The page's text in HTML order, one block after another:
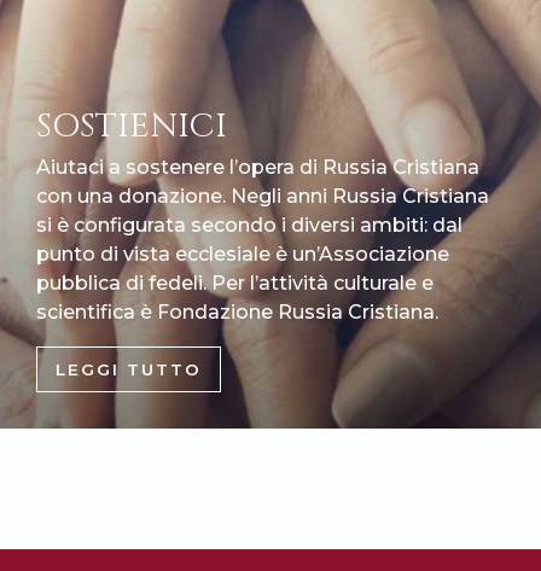
SOSTIENICI
Aiutaci a sostenere l’opera di Russia Cristiana
con una donazione. Negli anni Russia Cristiana
si è configurata secondo i diversi ambiti: dal
punto di vista ecclesiale è un’Associazione
pubblica di fedeli. Per l’attività culturale e
scientifica è Fondazione Russia Cristiana.
LEGGI TUTTO